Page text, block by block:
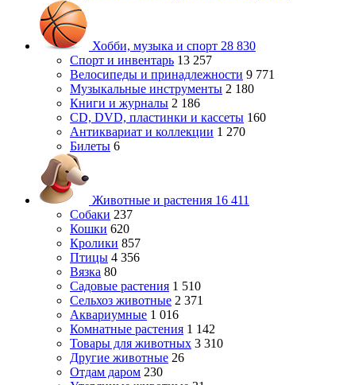
Хобби, музыка и спорт 28 830
Спорт и инвентарь 13 257
Велосипеды и принадлежности 9 771
Музыкальные инструменты 2 180
Книги и журналы 2 186
CD, DVD, пластинки и кассеты 160
Антиквариат и коллекции 1 270
Билеты 6
Животные и растения 16 411
Собаки 237
Кошки 620
Кролики 857
Птицы 4 356
Вязка 80
Садовые растения 1 510
Сельхоз животные 2 371
Аквариумные 1 016
Комнатные растения 1 142
Товары для животных 3 310
Другие животные 26
Отдам даром 230